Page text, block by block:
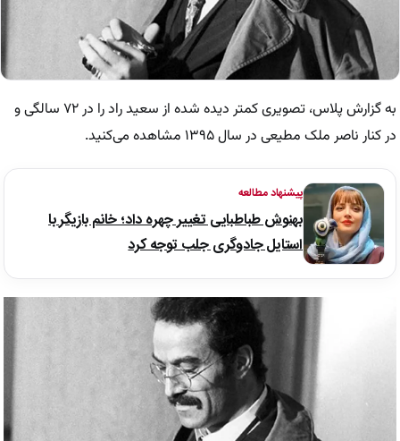
به گزارش پلاس، تصویری کمتر دیده شده از سعید راد را در ۷۲ سالگی و
در کنار ناصر ملک مطیعی در سال ۱۳۹۵ مشاهده می‌کنید.
پیشنهاد مطالعه
بهنوش طباطبایی تغییر چهره داد؛ خانم بازیگر با
استایل جادوگری جلب توجه کرد